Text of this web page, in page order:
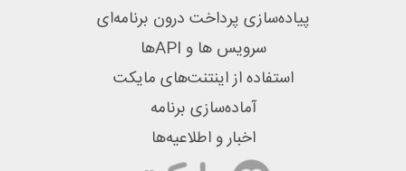
پیاده‌سازی پرداخت درون برنامه‌ای
سرویس ها و APIها
استفاده از اینتنت‌های مایکت
آماده‌سازی برنامه
اخبار و اطلاعیه‌ها